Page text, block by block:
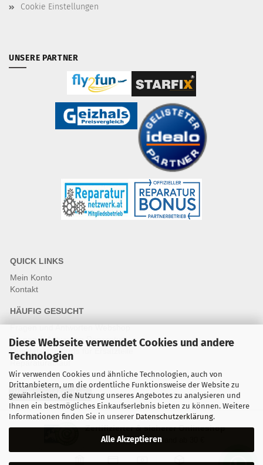
Diese Webseite verwendet Cookies und andere
Technologien
Wir verwenden Cookies und ähnliche Technologien, auch von
Drittanbietern, um die ordentliche Funktionsweise der Website zu
gewährleisten, die Nutzung unseres Angebotes zu analysieren und
Ihnen ein bestmögliches Einkaufserlebnis bieten zu können. Weitere
Informationen finden Sie in unserer Datenschutzerklärung.
Alle Akzeptieren
Cookie Einstellungen
UNSERE PARTNER
QUICK LINKS
Mein Konto
Kontakt
HÄUFIG GESUCHT
Fragen und Antworten Webshop
Fragen & Antworten Reparatur
Qualitätsstandards für Ersatzteile
Reparaturablauf
Vertrag widerrufen
Zertifizierter & sicherer Onlineshop
Kostenloser Versand ab 30 €